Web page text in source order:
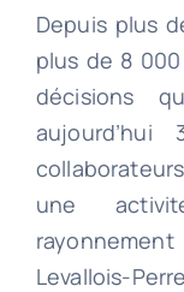
Depuis plus
plus de 8
décisions
une
Levallois-